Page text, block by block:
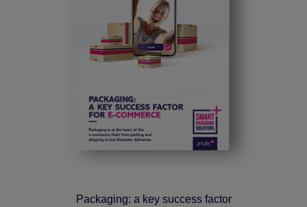
Packaging: a key success factor